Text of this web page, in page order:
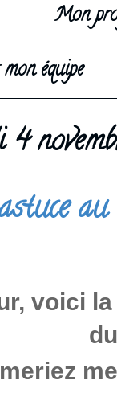
Mon
équipe
4
voici